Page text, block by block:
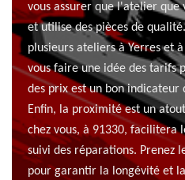
vous assurer que l'atelier que
et utilise des pièces de
plusieurs ateliers à Yerres et
vous faire une idée des tarifs
des prix est un bon
Enfin, la proximité est un
chez vous, à 91330, facilitera
suivi des réparations. Prenez
pour garantir la longévité et